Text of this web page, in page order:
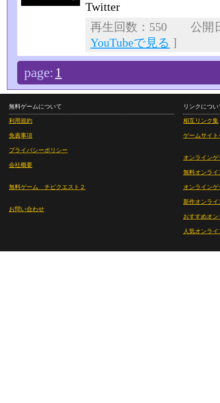
Twitter
再生回数：550 公開
YouTubeで見る ]
page: 1
無料ゲームについて
利用規約
免責事項
プライバシーポリシー
会社概要
無料ゲーム チビクエスト２
お問い合わせ
リンクについ
相互リンク集
ゲームサイト
オンラインゲ
無料オンライ
オンライン
新作オンライ
おすすめオ
人気オンラ